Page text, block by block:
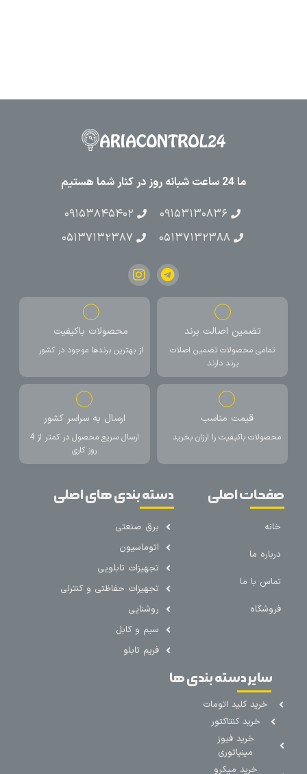
ما 24 ساعت شبانه روز در کنار شما هستیم
۰۹۱۵۳۱۳۰۸۳۶
۰۹۱۵۳۸۴۵۴۰۲
۰۵۱۳۷۱۳۲۳۸۸
۰۵۱۳۷۱۳۲۳۸۷
تضمین اصالت برند
تمامی محصولات تضمین اصلات
برند دارند
محصولات باکیفیت
از بهترین برندها موجود در کشور
قیمت مناسب
محصولات باکیفیت را ارزان بخرید
ارسال به سراسر کشور
ارسال سریع محصول در کمتر از 4
روز کاری
صفحات اصلی
خانه
درباره ما
تماس با ما
فروشگاه
دسته بندی های اصلی
برق صنعتی
اتوماسیون
تجهیزات تابلویی
تجهیزات حفاظتی و کنترلی
روشنایی
سیم و کابل
فریم تابلو
سایر دسته بندی ها
خرید کلید اتومات
خرید کنتاکتور
خرید فیوز
مینیاتوری
خرید میکرو